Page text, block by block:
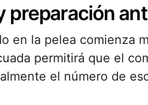
preparación
en la pelea comienza
permitirá que el
el número de